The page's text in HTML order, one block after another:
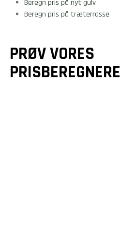
Beregn pris på nyt gulv
Beregn pris på træterrasse
PRØV VORES
PRISBEREGNERE